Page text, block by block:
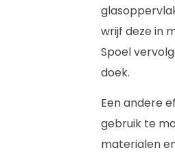
wrijf deze in
Spoel
doek.
Een andere
gebruik te
materialen